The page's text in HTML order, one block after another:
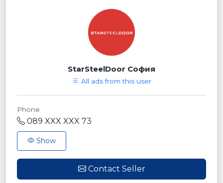
StarSteelDoor София
All ads from this user
Phone
089 XXX XXX 73
Show
Contact Seller